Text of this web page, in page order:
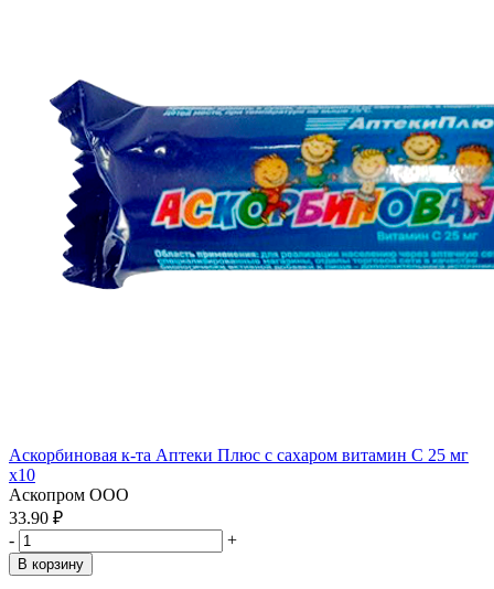
Аскорбиновая к-та Аптеки Плюс с сахаром витамин С 25 мг
x10
Аскопром ООО
33.90 ₽
-
+
В корзину